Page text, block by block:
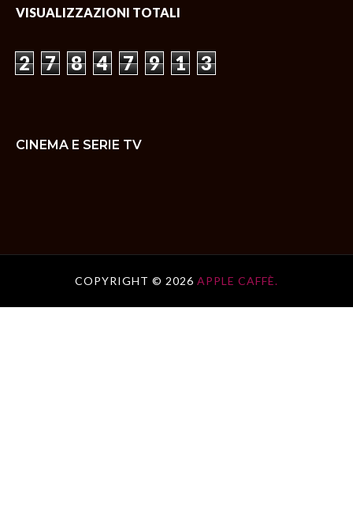
VISUALIZZAZIONI TOTALI
2 7 8 4 7 9 1 3
CINEMA E SERIE TV
COPYRIGHT © 2026 APPLE CAFFÈ.